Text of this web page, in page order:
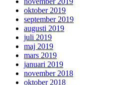
oktober 2019
september 2019
augusti 2019
juli 2019
maj 2019
mars 2019
januari 2019
november 2018
oktober 2018